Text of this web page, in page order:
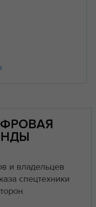
и владельцев
спецтехники